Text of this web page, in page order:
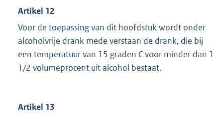
Artikel 12
Voor de toepassing van dit hoofdstuk wordt onder
alcoholvrije drank mede verstaan de drank, die bij
een temperatuur van 15 graden C voor minder dan 1
1/2 volumeprocent uit alcohol bestaat.
Artikel 13